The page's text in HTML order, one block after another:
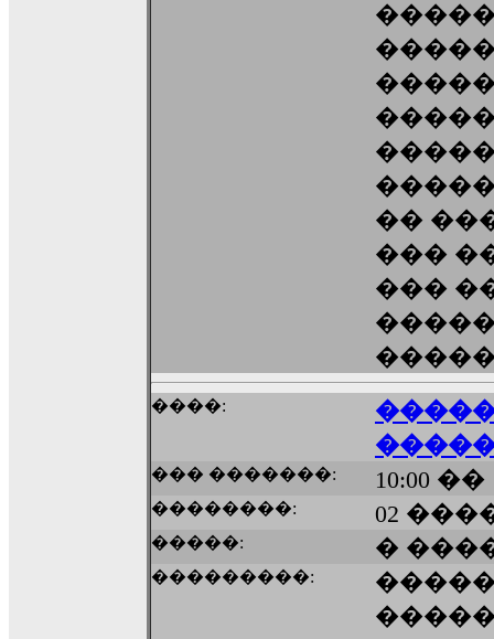
��
���
���
����:
��� �������: 10:00 ��
��������: 02
�����: �
���������: